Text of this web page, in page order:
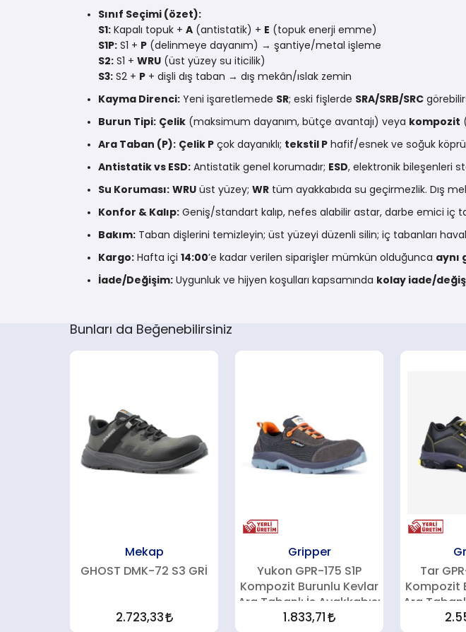
Sınıf Seçimi (özet):
S1: Kapalı topuk + A (antistatik) + E (topuk enerji emme)
S1P: S1 + P (delinmeye dayanım) → şantiye/metal işleme
S2: S1 + WRU (üst yüzey su iticilik)
S3: S2 + P + dişli dış taban → dış mekân/ıslak zemin
Kayma Direnci: Yeni işaretlemede SR; eski fişlerde SRA/SRB/SRC
Burun Tipi: Çelik (maksimum dayanım, bütçe avantajı) veya kompozit
Ara Taban (P): Çelik P çok dayanıklı; tekstil P hafif/esnek ve soğuk
Antistatik vs ESD: Antistatik genel korumadır; ESD, elektronik bileşenleri
Su Koruması: WRU üst yüzey; WR tüm ayakkabıda su geçirmezlik. Dış
Konfor & Kalıp: Geniş/standart kalıp, nefes alabilir astar, darbe emici iç
Bakım: Taban dişlerini temizleyin; üst yüzeyi düzenli silin; iç tabanları
Kargo: Hafta içi 14:00’e kadar verilen siparişler mümkün olduğunca aynı
İade/Değişim: Uygunluk ve hijyen koşulları kapsamında kolay iade/
Bunları da Beğenebilirsiniz
Mekap
GHOST DMK-72 S3 GRİ
2.723,33
Gripper
Yukon GPR-175 S1P
Kompozit Burunlu Kevlar
Ara Tabanlı İş Ayakkabısı
1.833,71
Tar
Kompozit
Ara